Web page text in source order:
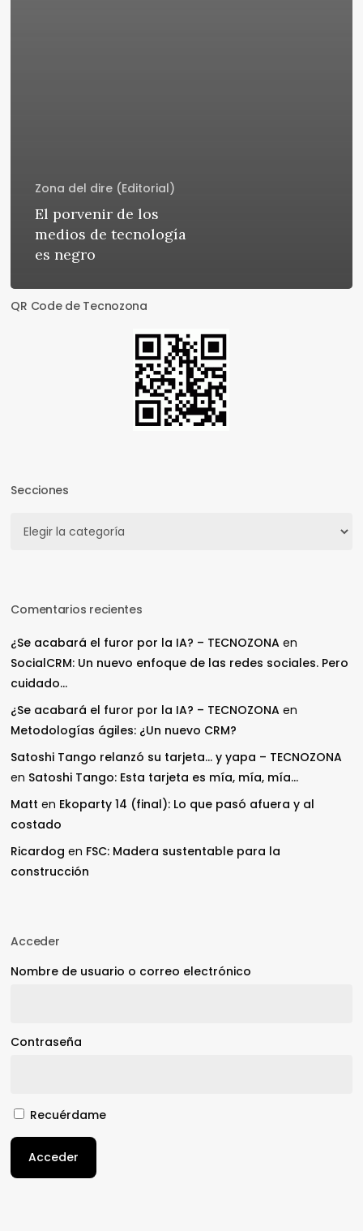
Zona del dire (Editorial)
El porvenir de los
medios de tecnología
es negro
QR Code de Tecnozona
Secciones
Comentarios recientes
¿Se acabará el furor por la IA? – TECNOZONA en
SocialCRM: Un nuevo enfoque de las redes sociales. Pero
cuidado…
¿Se acabará el furor por la IA? – TECNOZONA en
Metodologías ágiles: ¿Un nuevo CRM?
Satoshi Tango relanzó su tarjeta… y yapa – TECNOZONA
en Satoshi Tango: Esta tarjeta es mía, mía, mía…
Matt en Ekoparty 14 (final): Lo que pasó afuera y al
costado
Ricardog en FSC: Madera sustentable para la
construcción
Acceder
Nombre de usuario o correo electrónico
Contraseña
Recuérdame
Acceder